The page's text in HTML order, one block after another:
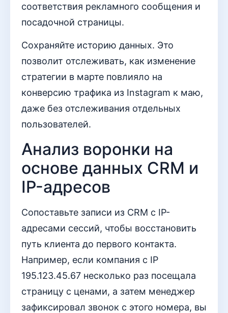
соответствия рекламного сообщения и
посадочной страницы.
Сохраняйте историю данных. Это
позволит отслеживать, как изменение
стратегии в марте повлияло на
конверсию трафика из Instagram к маю,
даже без отслеживания отдельных
пользователей.
Анализ воронки на
основе данных CRM и
IP-адресов
Сопоставьте записи из CRM с IP-
адресами сессий, чтобы восстановить
путь клиента до первого контакта.
Например, если компания с IP
195.123.45.67 несколько раз посещала
страницу с ценами, а затем менеджер
зафиксировал звонок с этого номера, вы